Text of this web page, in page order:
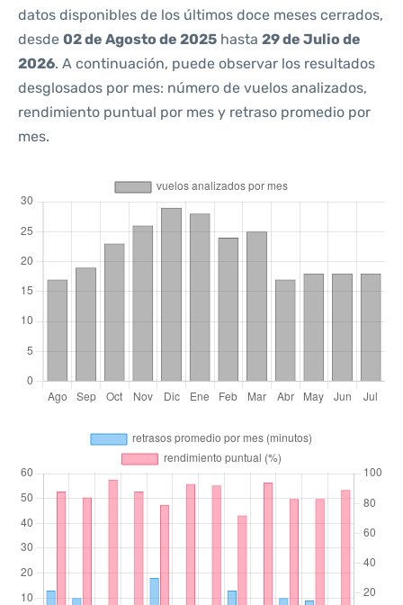
datos disponibles de los últimos doce meses cerrados,
desde 02 de Agosto de 2025 hasta 29 de Julio de
2026. A continuación, puede observar los resultados
desglosados por mes: número de vuelos analizados,
rendimiento puntual por mes y retraso promedio por
mes.